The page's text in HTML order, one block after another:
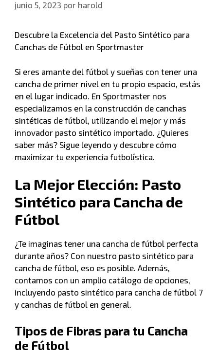
junio 5, 2023 por harold
Descubre la Excelencia del Pasto Sintético para
Canchas de Fútbol en Sportmaster
Si eres amante del fútbol y sueñas con tener una
cancha de primer nivel en tu propio espacio, estás
en el lugar indicado. En Sportmaster nos
especializamos en la construcción de canchas
sintéticas de fútbol, utilizando el mejor y más
innovador pasto sintético importado. ¿Quieres
saber más? Sigue leyendo y descubre cómo
maximizar tu experiencia futbolística.
La Mejor Elección: Pasto
Sintético para Cancha de
Fútbol
¿Te imaginas tener una cancha de fútbol perfecta
durante años? Con nuestro pasto sintético para
cancha de fútbol, eso es posible. Además,
contamos con un amplio catálogo de opciones,
incluyendo pasto sintético para cancha de fútbol 7
y canchas de fútbol en general.
Tipos de Fibras para tu Cancha
de Fútbol